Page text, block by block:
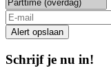
Alert opslaan
Schrijf je nu in!